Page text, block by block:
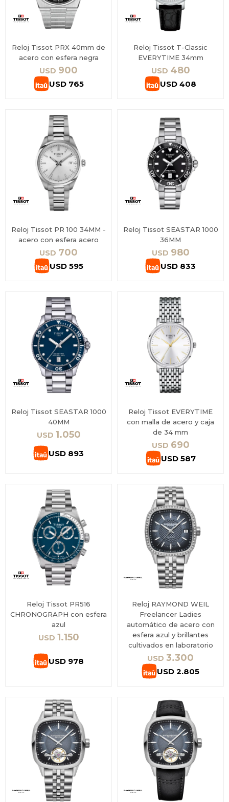
Reloj Tissot PRX 40mm de
acero con esfera negra
USD 900
USD 765
Reloj Tissot T-Classic
EVERYTIME 34mm
USD 480
USD 408
Reloj Tissot PR 100 34MM -
acero con esfera acero
USD 700
USD 595
Reloj Tissot SEASTAR 1000
36MM
USD 980
USD 833
Reloj Tissot SEASTAR 1000
40MM
USD 1.050
USD 893
Reloj Tissot EVERYTIME
con malla de acero y caja
de 34 mm
USD 690
USD 587
Reloj Tissot PR516
CHRONOGRAPH con esfera
azul
USD 1.150
USD 978
Reloj RAYMOND WEIL
Freelancer Ladies
automático de acero con
esfera azul y brillantes
cultivados en laboratorio
USD 3.300
USD 2.805